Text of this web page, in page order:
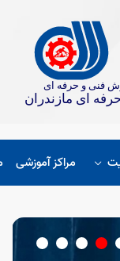
مراکز آموزشی